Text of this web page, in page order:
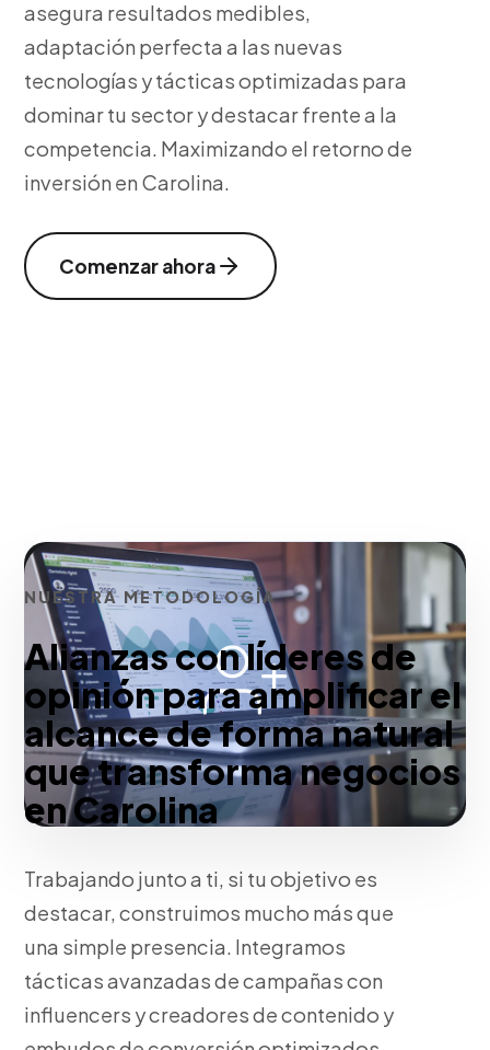
asegura resultados medibles,
adaptación perfecta a las nuevas
tecnologías y tácticas optimizadas para
dominar tu sector y destacar frente a la
competencia. Maximizando el retorno de
inversión en Carolina.
Comenzar ahora
NUESTRA METODOLOGÍA
Alianzas con líderes de
opinión para amplificar el
alcance de forma natural
que transforma negocios
en Carolina
Trabajando junto a ti, si tu objetivo es
destacar, construimos mucho más que
una simple presencia. Integramos
tácticas avanzadas de campañas con
influencers y creadores de contenido y